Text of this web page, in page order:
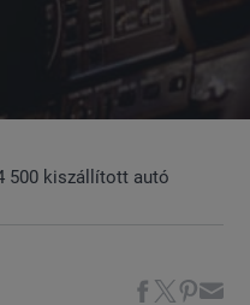
500 kiszállított autó